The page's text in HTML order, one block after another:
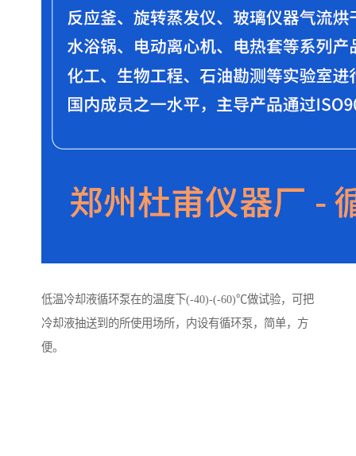
低温冷却液循环泵在的温度下(-40)-(-60)℃做试验，可把
冷却液抽送到的所使用场所，内设有循环泵，简单，方
便。